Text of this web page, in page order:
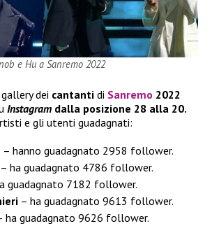
e Hu a Sanremo 2022
dei cantanti di Sanremo 2022
Instagram dalla posizione 28 alla 20.
e gli utenti guadagnati:
– hanno guadagnato 2958 follower.
– ha guadagnato 4786 follower.
guadagnato 7182 follower.
– ha guadagnato 9613 follower.
ha guadagnato 9626 follower.